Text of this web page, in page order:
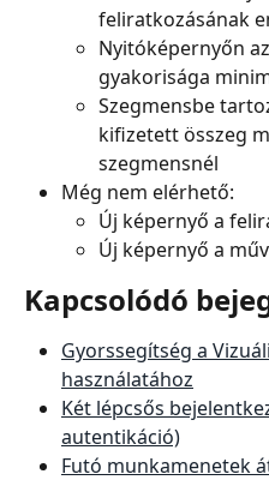
feliratkozásának
Nyitóképernyőn
gyakorisága
Szegmensbe
kifizetett összeg
szegmensnél
Még nem elérhető:
Új képernyő a
Új képernyő a
Kapcsolódó
Gyorssegítség a
használatához
Két lépcsős
autentikáció)
Futó munkamenetek